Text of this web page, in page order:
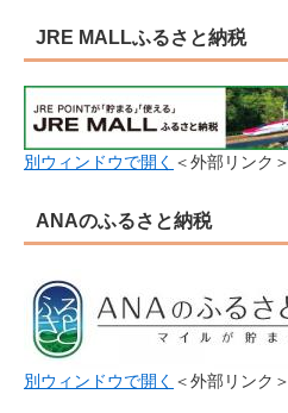
JRE MALLふるさと納税
別ウィンドウで開く ＜外部リンク＞
ANAのふるさと納税
別ウィンドウで開く ＜外部リンク＞